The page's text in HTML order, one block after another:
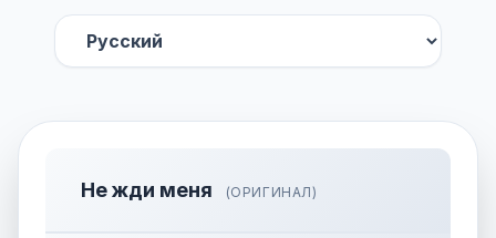
Не жди меня (ОРИГИНАЛ)